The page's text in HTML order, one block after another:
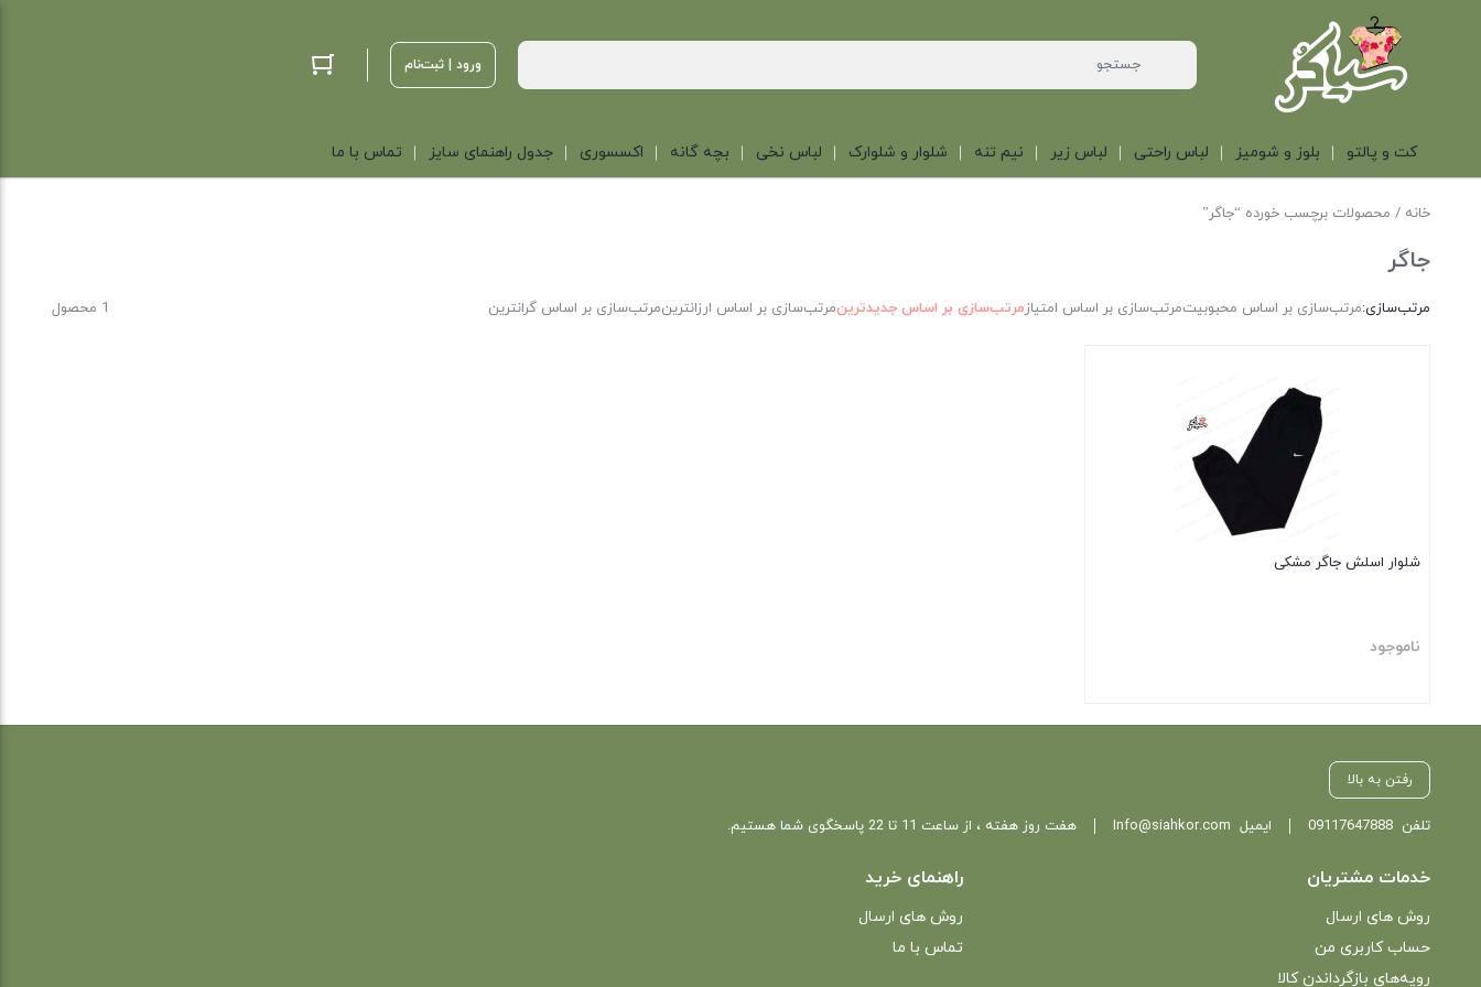
ورود | ثبت‌نام
کت و پالتو بلوز و شومیز لباس راحتی لباس زیر نیم تنه شلوار و شلوارک لباس نخی بچه گانه اکسسوری جدول راهنمای سایز تماس با ما
خانه / محصولات برچسب خورده “جاگر”
جاگر
1 محصول مرتب‌سازی:مرتب‌سازی بر اساس محبوبیتمرتب‌سازی بر اساس امتیازمرتب‌سازی بر اساس جدیدترینمرتب‌سازی بر اساس ارزانترینمرتب‌سازی بر اساس گرانترین
شلوار اسلش جاگر مشکی
ناموجود
رفتن به بالا
تلفن09117647888 ایمیل Info@siahkor.com هفت روز هفته ، از ساعت 11 تا 22 پاسخگوی شما هستیم.
خدمات مشتریان
روش های ارسال
حساب کاربری من
رویه‌های بازگرداندن کالا
راهنمای خرید
روش های ارسال
تماس با ما